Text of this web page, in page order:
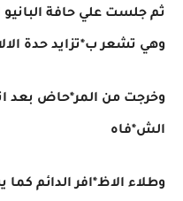
ثم جلست علي حافة
وهي تشعر ب*تزايد حدة
وخرجت من المر*حاض بعد
الش*فاه
وطلاء الاظ*افر الدائم